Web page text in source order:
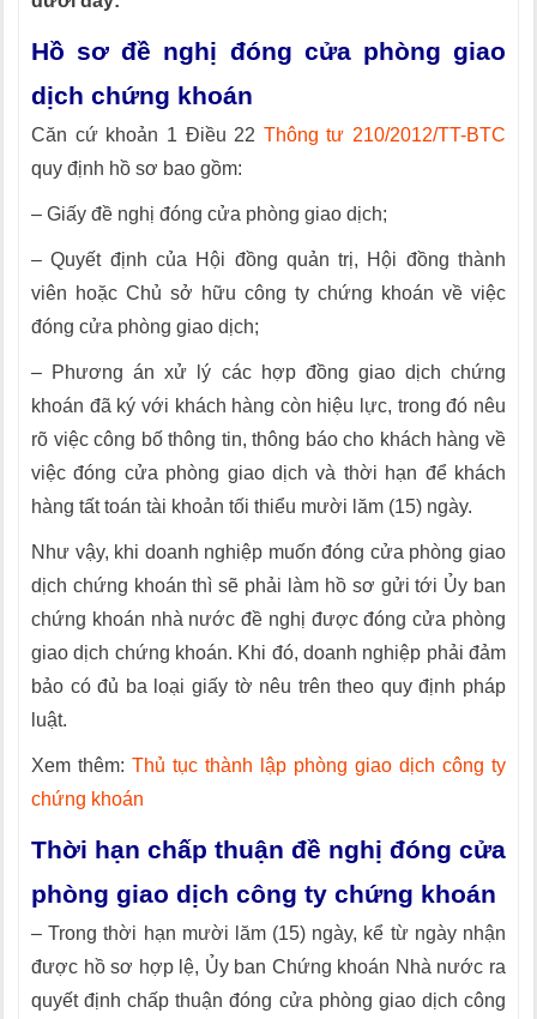
Hồ sơ đề nghị đóng cửa phòng giao
dịch chứng khoán
Căn cứ khoản 1 Điều 22 Thông tư 210/2012/TT-BTC
quy định hồ sơ bao gồm:
– Giấy đề nghị đóng cửa phòng giao dịch;
–Quyết định của Hội đồng quản trị, Hội đồng thành
viên hoặc Chủ sở hữu công ty chứng khoán về việc
đóng cửa phòng giao dịch;
– Phương án xử lý các hợp đồng giao dịch chứng
khoán đã ký với khách hàng còn hiệu lực, trong đó nêu
rõ việc công bố thông tin, thông báo cho khách hàng về
việc đóng cửa phòng giao dịch và thời hạn để khách
hàng tất toán tài khoản tối thiểu mười lăm (15) ngày.
Như vậy, khi doanh nghiệp muốn đóng cửa phòng giao
dịch chứng khoán thì sẽ phải làm hồ sơ gửi tới Ủy ban
chứng khoán nhà nước đề nghị được đóng cửa phòng
giao dịch chứng khoán. Khi đó, doanh nghiệp phải đảm
bảo có đủ ba loại giấy tờ nêu trên theo quy định pháp
luật.
Xem thêm: Thủ tục thành lập phòng giao dịch công ty
chứng khoán
Thời hạn chấp thuận đề nghị đóng cửa
phòng giao dịch công ty chứng khoán
– Trong thời hạn mười lăm (15) ngày, kể từ ngày nhận
được hồ sơ hợp lệ, Ủy ban Chứng khoán Nhà nước ra
quyết định chấp thuận đóng cửa phòng giao dịch công